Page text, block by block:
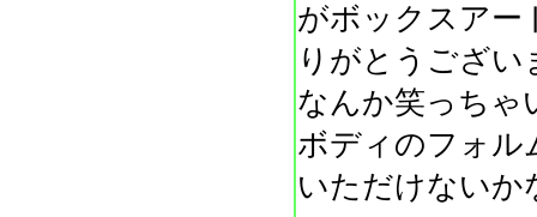
がボックスアー
りがとうござい
なんか笑っち
ボディのフォル
いただけないか